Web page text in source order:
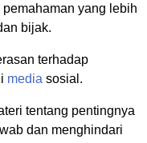
yang lebih
bijak.
terhadap
media sosial.
tentang pentingnya
dan menghindari